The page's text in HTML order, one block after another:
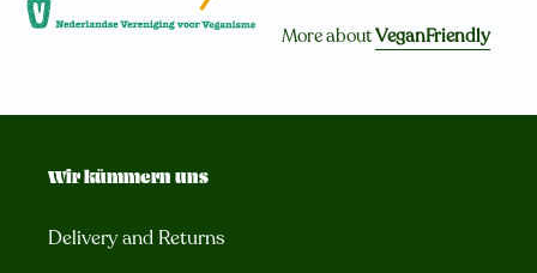
More aboutVeganFriendly
Wir kümmern uns
Delivery and Returns